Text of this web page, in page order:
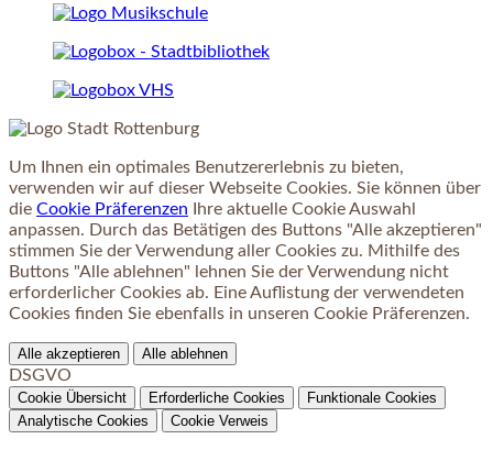
Um Ihnen ein optimales Benutzererlebnis zu bieten,
verwenden wir auf dieser Webseite Cookies. Sie können über
die Cookie Präferenzen Ihre aktuelle Cookie Auswahl
anpassen. Durch das Betätigen des Buttons "Alle akzeptieren"
stimmen Sie der Verwendung aller Cookies zu. Mithilfe des
Buttons "Alle ablehnen" lehnen Sie der Verwendung nicht
erforderlicher Cookies ab. Eine Auflistung der verwendeten
Cookies finden Sie ebenfalls in unseren Cookie Präferenzen.
Alle akzeptieren Alle ablehnen
DSGVO
Cookie Übersicht Erforderliche Cookies
Funktionale Cookies
Analytische Cookies
Cookie Verweis